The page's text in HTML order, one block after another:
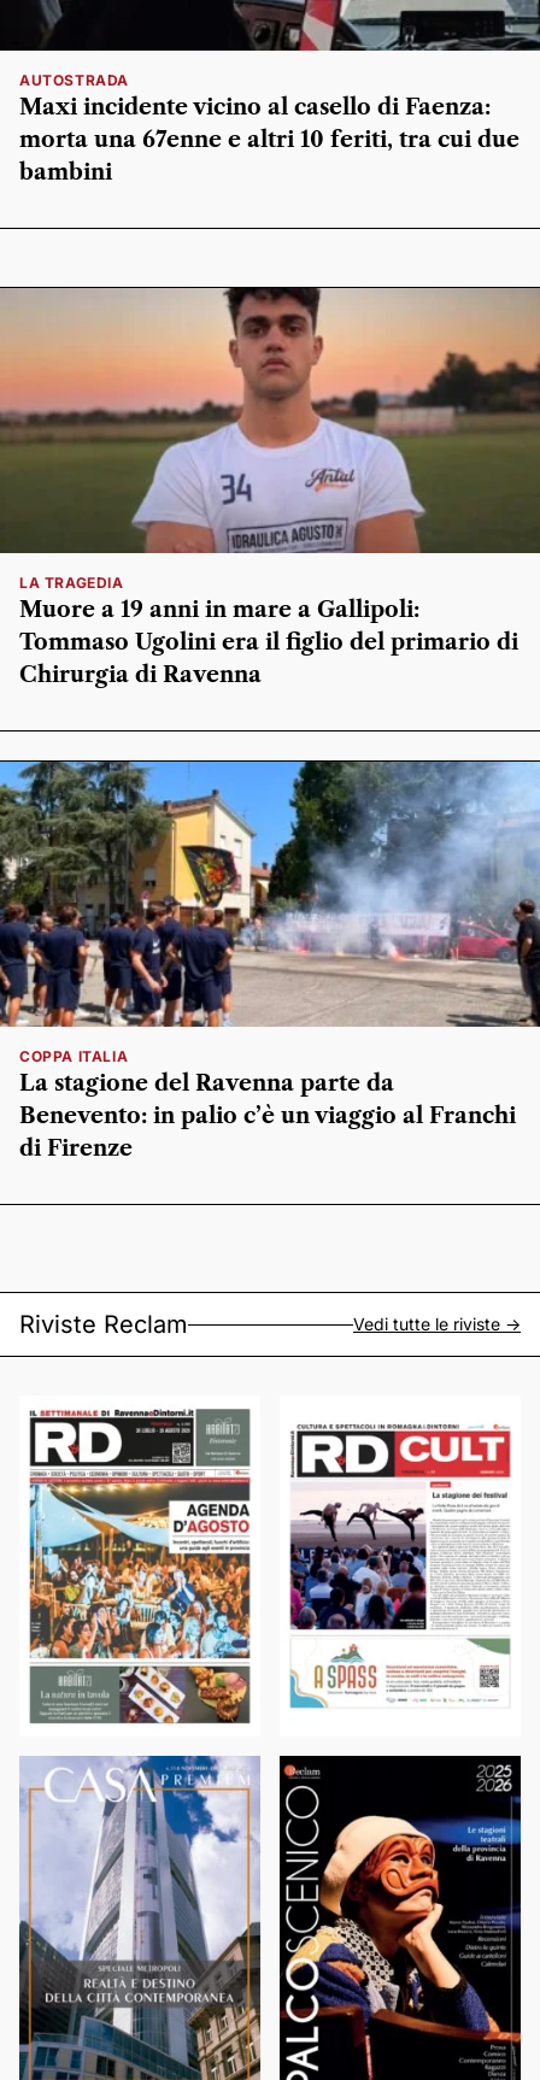
AUTOSTRADA
Maxi incidente vicino al casello di Faenza:
morta una 67enne e altri 10 feriti, tra cui due
bambini
LA TRAGEDIA
Muore a 19 anni in mare a Gallipoli:
Tommaso Ugolini era il figlio del primario di
Chirurgia di Ravenna
COPPA ITALIA
La stagione del Ravenna parte da
Benevento: in palio c’è un viaggio al Franchi
di Firenze
Riviste Reclam Vedi tutte le riviste ->